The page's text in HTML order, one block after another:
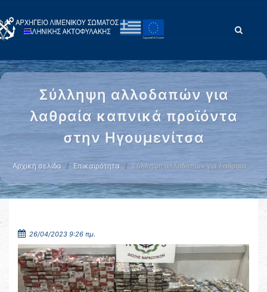
Σύλληψη αλλοδαπών για
λαθραία καπνικά προϊόντα
στην Ηγουμενίτσα
Αρχική σελίδα Επικαιρότητα Σύλληψη αλλοδαπών για λαθραία …
26/04/2023 9:26 πμ.